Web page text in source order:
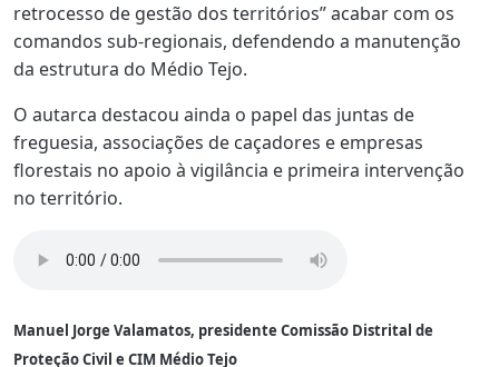
retrocesso de gestão dos territórios” acabar com os
comandos sub-regionais, defendendo a manutenção
da estrutura do Médio Tejo.
O autarca destacou ainda o papel das juntas de
freguesia, associações de caçadores e empresas
florestais no apoio à vigilância e primeira intervenção
no território.
Manuel Jorge Valamatos, presidente Comissão Distrital de
Proteção Civil e CIM Médio Tejo